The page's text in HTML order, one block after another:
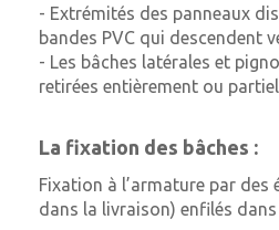
- Extrémités des panneaux
bandes PVC qui descendent
- Les bâches latérales et
retirées entièrement ou
La fixation des bâches :
Fixation à l’armature par des
dans la livraison) enfilés